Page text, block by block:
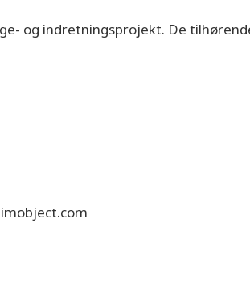
og indretningsprojekt. De